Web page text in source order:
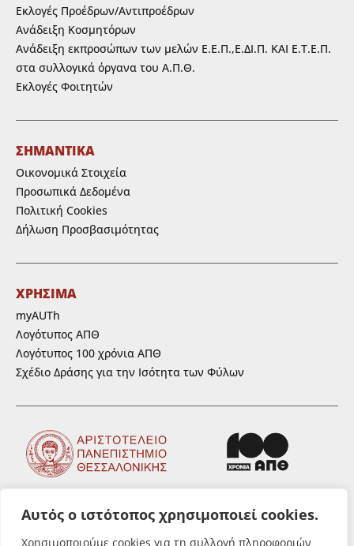
Αυτός ο ιστότοπος χρησιμοποιεί cookies.
Χρησιμοποιούμε cookies για τη συλλογή πληροφοριών
Εκλογές Προέδρων/Αντιπροέδρων
Ανάδειξη Κοσμητόρων
Ανάδειξη εκπροσώπων των μελών Ε.Ε.Π.,Ε.ΔΙ.Π. ΚΑΙ Ε.Τ.Ε.Π.
στα συλλογικά όργανα του Α.Π.Θ.
Εκλογές Φοιτητών
ΣΗΜΑΝΤΙΚΑ
Οικονομικά Στοιχεία
Προσωπικά Δεδομένα
Πολιτική Cookies
Δήλωση Προσβασιμότητας
ΧΡΗΣΙΜΑ
myAUTh
Λογότυπος ΑΠΘ
Λογότυπος 100 χρόνια ΑΠΘ
Σχέδιο Δράσης για την Ισότητα των Φύλων